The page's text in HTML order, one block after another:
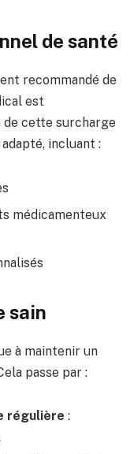
de santé
recommandé de
est
de cette surcharge
incluant :
médicamenteux
sain
à maintenir un
passe par :
régulière :